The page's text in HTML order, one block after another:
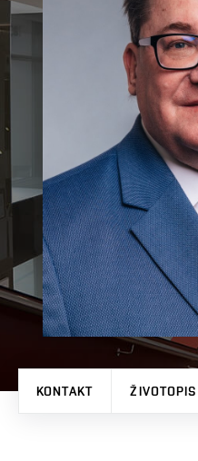
KONTAKT ŽIVOTOPIS